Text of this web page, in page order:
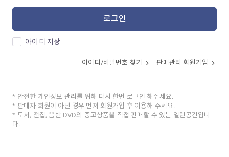
로그인
아이디 저장
아이디/비밀번호 찾기 판매관리 회원가입
안전한 개인정보 관리를 위해 다시 한번 로그인 해주세요.
판매자 회원이 아닌 경우 먼저 회원가입 후 이용해 주세요.
도서, 전집, 음반 DVD의 중고상품을 직접 판매할 수 있는 열린공간입니
다.